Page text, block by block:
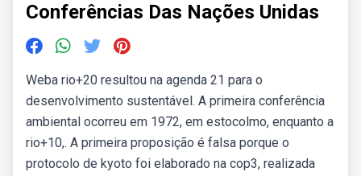
Conferências Das Nações Unidas
Weba rio+20 resultou na agenda 21 para o
desenvolvimento sustentável. A primeira conferência
ambiental ocorreu em 1972, em estocolmo, enquanto a
rio+10,. A primeira proposição é falsa porque o
protocolo de kyoto foi elaborado na cop3, realizada